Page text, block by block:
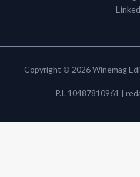
Copyright © 2026 Winemag
P.I. 10487810961 |